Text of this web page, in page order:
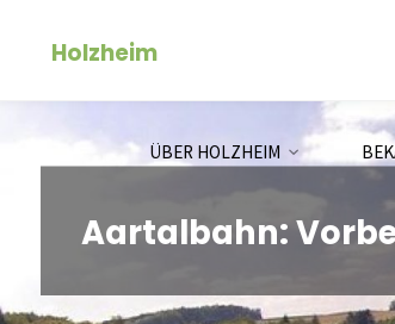
Holzheim
ÜBER HOLZHEIM
Aartalbahn: